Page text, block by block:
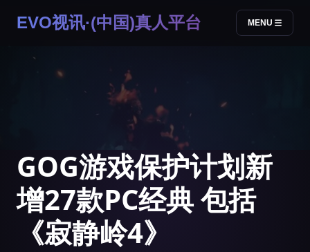
EVO视讯·(中国)真人平台 MENU
GOG游戏保护计划新
增27款PC经典 包括
《寂静岭4》